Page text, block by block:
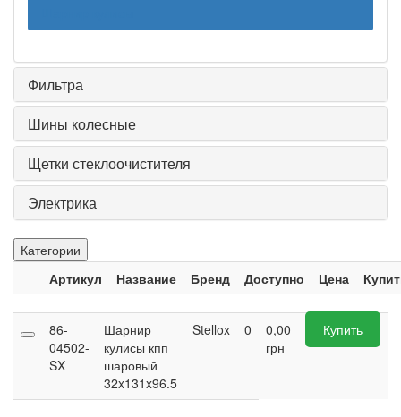
Фильтра
Шины колесные
Щетки стеклоочистителя
Электрика
Категории
Артикул
Название Бренд Доступно Цена
86-
04502-
SX
Шарнир
кулисы кпп
шаровый
32x131x96.5
Stellox 0
0,00
грн
Купить